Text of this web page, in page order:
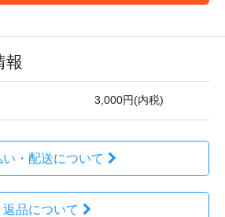
報
3,000円(内税)
い・配送について
返品について